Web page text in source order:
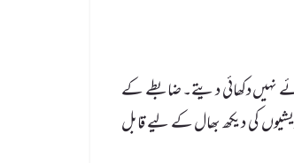
نہیں دکھائی دیتے۔ ضابطے کے
کی دیکھ بھال کے لیے قابل